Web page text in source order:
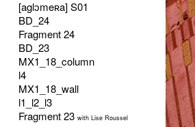
[aglɔmeʀa] S01
BD_24
Fragment 24
BD_23
MX1_18_column
l4
MX1_18_wall
l1_l2_l3
Fragment 23 with Lise Roussel